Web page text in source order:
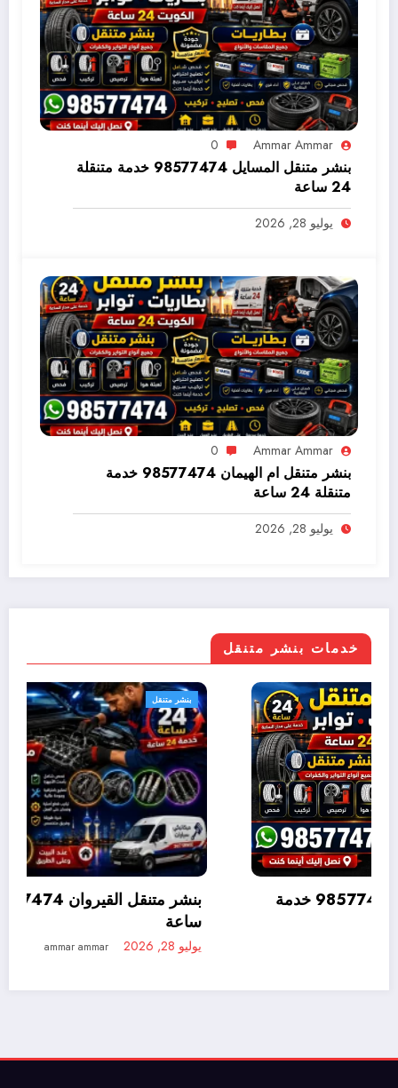
Ammar Ammar
0
بنشر متنقل المسايل 98577474 خدمة متنقلة
24 ساعة
يوليو 28, 2026
Ammar Ammar
0
بنشر متنقل ام الهيمان 98577474 خدمة
متنقلة 24 ساعة
يوليو 28, 2026
خدمات بنشر متنقل
بنشر متنقل
بنشر متنقل المنطقة العاشرة 98577474 خدمة
ammar ammar